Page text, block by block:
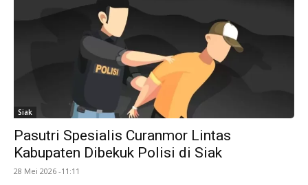
Siak
Pasutri Spesialis Curanmor Lintas
Kabupaten Dibekuk Polisi di Siak
28 Mei 2026 -11:11